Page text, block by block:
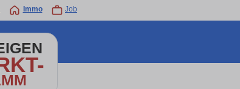
Immo Job